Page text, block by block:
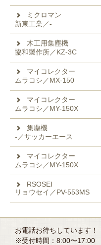
ミクロマン
新東工業／-
木工用集塵機
協和製作所／KZ-3C
マイコレクター
ムラコシ／MX-150
マイコレクター
ムラコシ／MY-150X
集塵機
-／サッカーエース
マイコレクター
ムラコシ／MY-150X
RSOSEI
リョウセイ／PV-553MS
お電話お待ちしています！
※受付時間：8:00〜17:00